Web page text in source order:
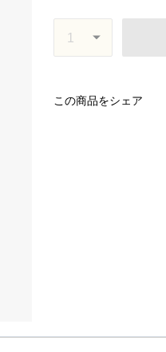
この商品をシェア